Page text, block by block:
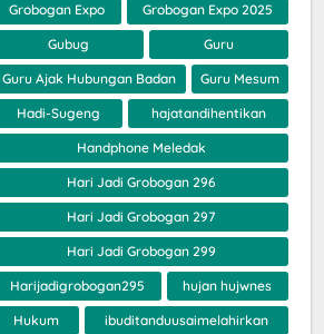
Grobogan Expo Grobogan Expo 2025
Gubug Guru
Guru Ajak Hubungan Badan Guru Mesum
Hadi-Sugeng hajatandihentikan
Handphone Meledak
Hari Jadi Grobogan 296
Hari Jadi Grobogan 297
Hari Jadi Grobogan 299
Harijadigrobogan295 hujan hujwnes
Hukum ibuditanduusaimelahirkan